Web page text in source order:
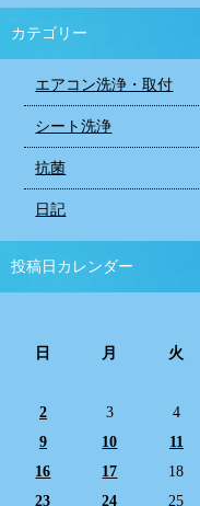
カテゴリー
エアコン洗浄・取付
シート洗浄
抗菌
日記
投稿日カレンダー
日 月 火
2
3 4
9
10 11
16
17 18
23
24 25